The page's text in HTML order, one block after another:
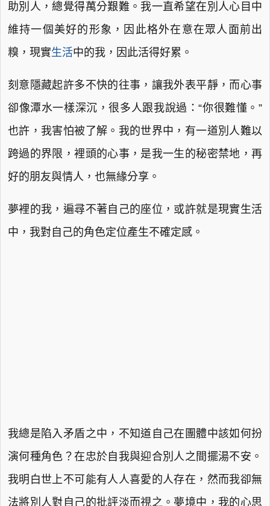
助別人，總覺得萬分艱難。我一直希望在別人心目中
維持一個美好的形象，因此格外在意在眾人面前出
糗，現實生活中的我，因此活得好累。
刻意隱藏起許多不快的往事，讓我外表平靜，而心事
卻像潭水一樣深沉，很多人跟我說過：“你很難懂。”
也許，我害怕被了解。我的世界中，有一道別人難以
跨過的界限，裡頭的心事，是我一生的秘密禁地，再
好的朋友與情人，也無緣分享。
夢裡的我，遍尋不著自己的座位，或許就是現實生活
中，我對自己的角色定位產生不確定感。
我總是陷入矛盾之中，不知道自己在團體中該如何扮
演何種角色？在忠於自我與迎合別人之間擺湯不安。
我明白世上不可能有人人喜愛的人存在，然而我卻無
法將別人對自己的批評淡而視之。夢境中，我的心思